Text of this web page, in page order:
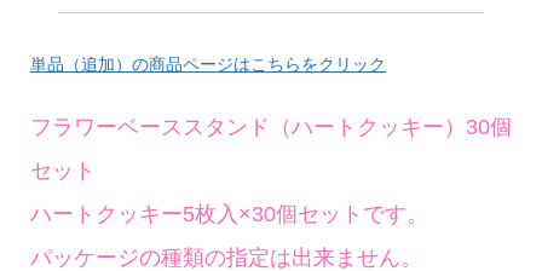
単品（追加）の商品ページはこちらをクリック
フラワーベーススタンド（ハートクッキー）30個
セット
ハートクッキー5枚入×30個セットです。
パッケージの種類の指定は出来ません。